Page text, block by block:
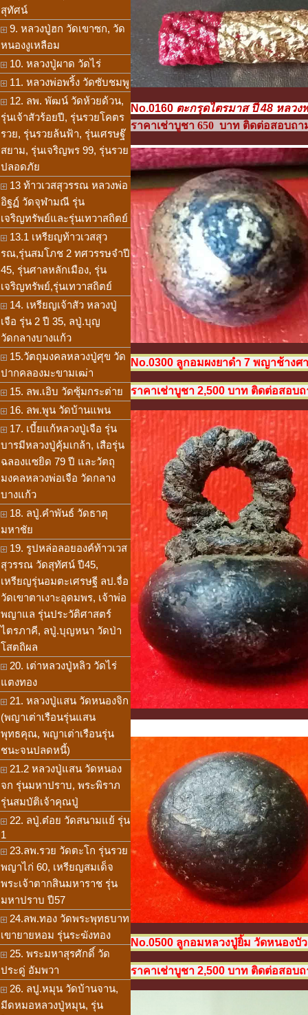
สุทัศน์
9. หลวงปู่ฮก วัดเขาซก, วัด
หนองงูเหลือม
10. หลวงปู่ผาด วัดไร่
11. หลวงพ่อพริ้ง วัดซับชมพู
12. ลพ. พัฒน์ วัดห้วยด้วน,
รุ่นเจ้าสัวร้อยปี, รุ่นรวยโคตร
รวย, รุ่นรวยล้นฟ้า, รุ่นเศรษฐ๊
สยาม, รุ่นเจริญพร 99, รุ่นรวย
ปลอดภัย
13 ท้าวเวสสุวรรณ หลวงพ่อ
อิฐฏ์ วัดจุฬามณี รุ่น
เจริญทรัพย์และรุ่นเทวาสถิตย์
13.1 เหรียญท้าวเวสสุว
รณ,รุ่นสมโภช 2 ทศวรรษจำปี
45, รุ่นศาลหลักเมือง, รุ่น
เจริญทรัพย์,รุ่นเทวาสถิตย์
14. เหรียญเจ้าสัว หลวงปู่
เจือ รุ่น 2 ปี 35, ลปู่.บุญ
วัดกลางบางแก้ว
15.วัตถุมงคลหลวงปู่ศุข วัด
ปากคลองมะขามเฒ่า
15. ลพ.เอิบ วัดซุ้มกระต่าย
16. ลพ.พูน วัดบ้านแพน
17. เบี้ยแก้หลวงปู่เจือ รุ่น
บารมีหลวงปู่คุ้มเกล้า, เสือรุ่น
ฉลองแซยิด 79 ปี และวัตถุ
มงคลหลวงพ่อเจือ วัดกลาง
บางแก้ว
18. ลปู่.คำพันธ์ วัดธาตุ
มหาชัย
19. รูปหล่อลอยองค์ท้าวเวส
สุวรรณ วัดสุทัศน์ ปี45,
เหรียญรุ่นอมตะเศรษฐี ลป.จื่อ
วัดเขาตาเงาะอุดมพร, เจ้าพ่อ
พญาแล รุ่นประวัติศาสตร์
ไตรภาคี, ลปู่.บุญหนา วัดป่า
โสตถิผล
20. เต่าหลวงปู่หลิว วัดไร่
แตงทอง
21. หลวงปู่แสน วัดหนองจิก
(พญาเต่าเรือนรุ่นแสน
พุทธคุณ, พญาเต่าเรือนรุ่น
ชนะจนปลดหนี้)
21.2 หลวงปู่แสน วัดหนอง
จก รุ่นมหาปราบ, พระพิราภ
รุ่นสมบัติเจ้าคุณปู่
22. ลปู่.ต๋อย วัดสนามแย้ รุ่น
1
23.ลพ.รวย วัดตะโก รุ่นรวย
พญาไก่ 60, เหรียญสมเด็จ
พระเจ้าตากสินมหาราช รุ่น
มหาปราบ ปี57
24.ลพ.ทอง วัดพระพุทธบาท
เขายายหอม รุ่นระฆังทอง
25. พระมหาสุรศักดิ์ วัด
ประดู่ อัมพวา
26. ลปู.หมุน วัดบ้านจาน,
มีดหมอหลวงปู่หมุน, รุ่น
No.0160 ตะกรุดไตรมาส ปี 48 หลวง
ราคาเช่าบูชา 650 บาท ติดต่อสอบถา
No.0300 ลูกอมผงยาดำ 7 พญาช้าง
ราคาเช่าบูชา 2,500 บาท ติดต่อสอบ
No.0500 ลูกอมหลวงปู่ยิ้ม วัดหนอง
ราคาเช่าบูชา 2,500 บาท ติดต่อสอบ